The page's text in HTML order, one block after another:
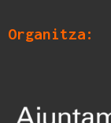
Organitza: